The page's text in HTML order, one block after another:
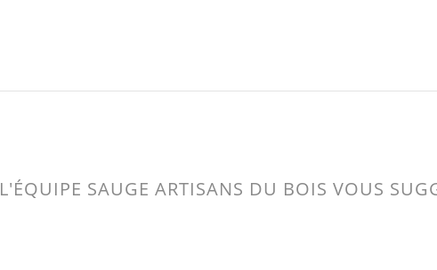
L'ÉQUIPE SAUGE ARTISANS DU BOIS VOUS